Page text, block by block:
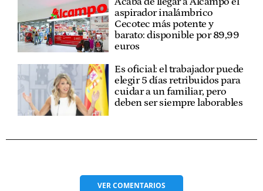
aspirador inalámbrico
Cecotec más potente y
barato: disponible por 89,99
euros
Es oficial: el trabajador puede
elegir 5 días retribuidos para
cuidar a un familiar, pero
deben ser siempre laborables
VERCOMENTARIOS